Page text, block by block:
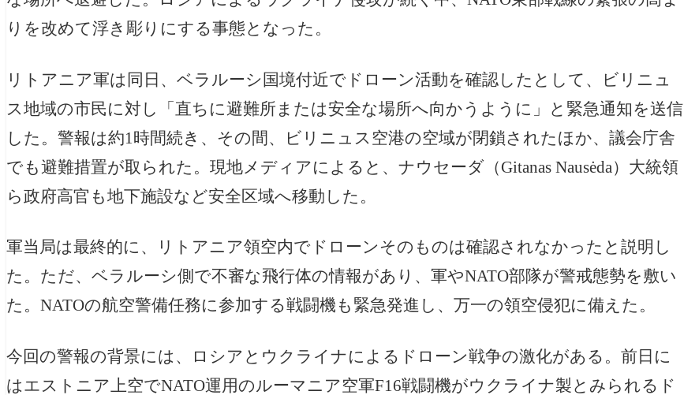
りを改めて浮き彫りにする事態となった。
リトアニア軍は同日、ベラルーシ国境付近でドローン活動を確認したとして、ビリニュ
ス地域の市民に対し「直ちに避難所または安全な場所へ向かうように」と緊急通知を送信
した。警報は約1時間続き、その間、ビリニュス空港の空域が閉鎖されたほか、議会庁舎
でも避難措置が取られた。現地メディアによると、ナウセーダ（Gitanas Nausėda）大統領
ら政府高官も地下施設など安全区域へ移動した。
軍当局は最終的に、リトアニア領空内でドローンそのものは確認されなかったと説明し
た。ただ、ベラルーシ側で不審な飛行体の情報があり、軍やNATO部隊が警戒態勢を敷い
た。NATOの航空警備任務に参加する戦闘機も緊急発進し、万一の領空侵犯に備えた。
今回の警報の背景には、ロシアとウクライナによるドローン戦争の激化がある。前日に
はエストニア上空でNATO運用のルーマニア空軍F16戦闘機がウクライナ製とみられるド